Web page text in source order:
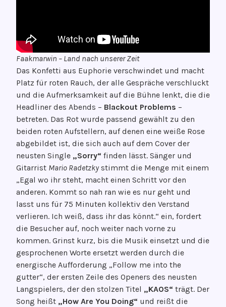
Faakmarwin – Land nach unserer Zeit
Das Konfetti aus Euphorie verschwindet und macht
Platz für roten Rauch, der alle Gespräche verschluckt
und die Aufmerksamkeit auf die Bühne lenkt, die die
Headliner des Abends – Blackout Problems –
betreten. Das Rot wurde passend gewählt zu den
beiden roten Aufstellern, auf denen eine weiße Rose
abgebildet ist, die sich auch auf dem Cover der
neusten Single „Sorry“ finden lässt. Sänger und
Gitarrist Mario Radetzkystimmt die Menge mit einem
„Egal wo ihr steht, macht einen Schritt vor den
anderen. Kommt so nah ran wie es nur geht und
lasst uns für 75 Minuten kollektiv den Verstand
verlieren. Ich weiß, dass ihr das könnt.“ ein, fordert
die Besucher auf, noch weiter nach vorne zu
kommen. Grinst kurz, bis die Musik einsetzt und die
gesprochenen Worte ersetzt werden durch die
energische Aufforderung „Follow me into the
gutter“, der ersten Zeile des Openers des neusten
Langspielers, der den stolzen Titel „KAOS“ trägt. Der
Song heißt „How Are You Doing“ und reißt die